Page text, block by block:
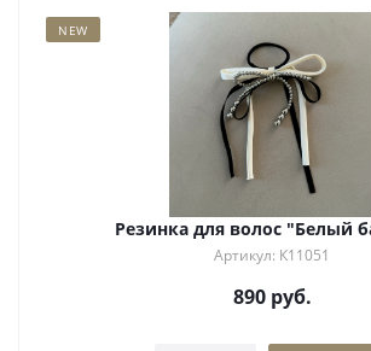
NEW
Резинка для волос "Белый
Артикул: К11051
890руб.